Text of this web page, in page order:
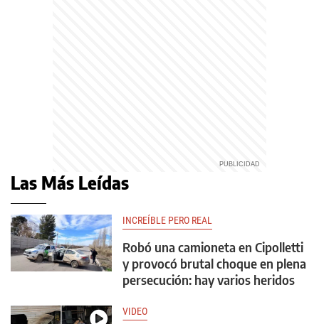
Las Más Leídas
INCREÍBLE PERO REAL
Robó una camioneta en Cipolletti
y provocó brutal choque en plena
persecución: hay varios heridos
VIDEO